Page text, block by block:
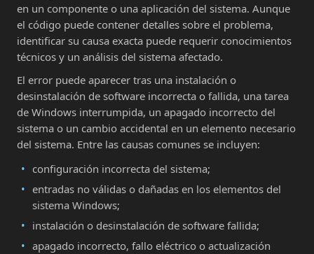
en un componente o una aplicación del sistema. Aunque
el código puede contener detalles sobre el problema,
identificar su causa exacta puede requerir conocimientos
técnicos y un análisis del sistema afectado.
El error puede aparecer tras una instalación o
desinstalación de software incorrecta o fallida, una tarea
de Windows interrumpida, un apagado incorrecto del
sistema o un cambio accidental en un elemento necesario
del sistema. Entre las causas comunes se incluyen:
configuración incorrecta del sistema;
entradas no válidas o dañadas en los elementos del
sistema Windows;
instalación o desinstalación de software fallida;
apagado incorrecto, fallo eléctrico o actualización